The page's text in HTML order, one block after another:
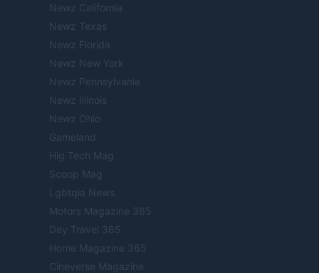
Newz California
Newz Texas
Newz Florida
Newz New York
Newz Pennsylvania
Newz Illinois
Newz Ohio
Gameland
Hig Tech Mag
Scoop Mag
Lgbtqia News
Motors Magazine 365
Day Travel 365
Home Magazine 365
Cineverse Magazine